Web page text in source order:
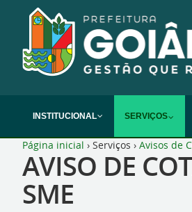
INSTITUCIONAL SERVIÇOS
Página inicial › Serviços › Avisos de
AVISO DE
SME